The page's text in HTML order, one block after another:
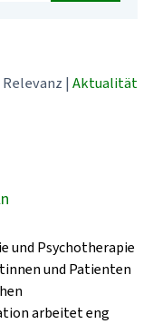
Relevanz | Aktualität
und Psychotherapie
und Patienten
arbeitet eng